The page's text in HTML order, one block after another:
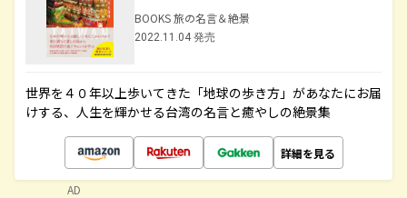
BOOKS 旅の名言＆絶景
2022.11.04 発売
世界を４０年以上歩いてきた「地球の歩き方」があなたにお届
けする、人生を輝かせる台湾の名言と癒やしの絶景集
詳細を見る
AD